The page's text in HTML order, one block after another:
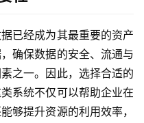
已经成为其最重要的资产
确保数据的安全、流通与
之一。因此，选择合适的
系统不仅可以帮助企业在
够提升资源的利用效率，